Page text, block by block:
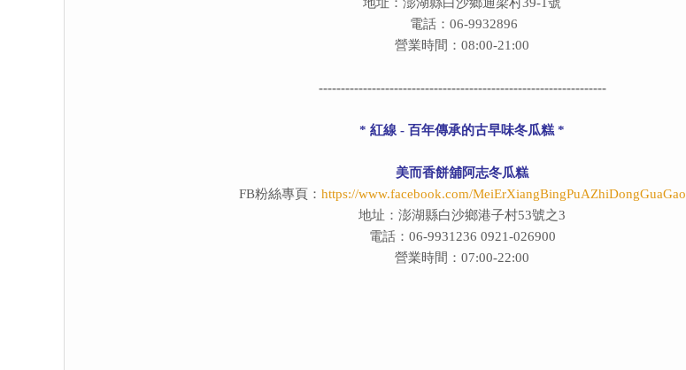
電話：06-9932896
營業時間：08:00-21:00
-----------------------------------------------------------------
* 紅線 - 百年傳承的古早味冬瓜糕 *
美而香餅舖阿志冬瓜糕
FB粉絲專頁： https://www.facebook.com/MeiErXiangBingPuAZhiDongGuaGao
地址：澎湖縣白沙鄉港子村53號之3
電話：06-9931236 0921-026900
營業時間：07:00-22:00